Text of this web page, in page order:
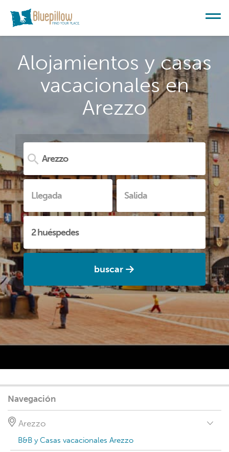
Alojamientos y casas
vacacionales en
Arezzo
buscar
Navegación
Arezzo
B&B y Casas vacacionales Arezzo